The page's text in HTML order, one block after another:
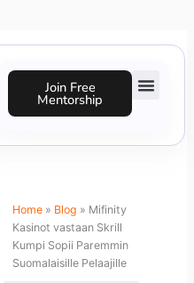
Join Free
Mentorship
Home » Blog » Mifinity
Kasinot vastaan Skrill
Kumpi Sopii Paremmin
Suomalaisille Pelaajille